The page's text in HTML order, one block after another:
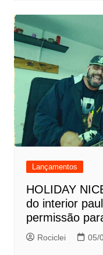
Lançamentos
HOLIDAY
do interior
permissão
Rociclei 05/